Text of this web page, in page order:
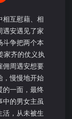
相互慰藉、相
遇安遇见了家
斗争把两个本
家齐的仗义执
佣周遇安想要
，慢慢地开始
的一面，最终
中的男女主虽
活，从未被生